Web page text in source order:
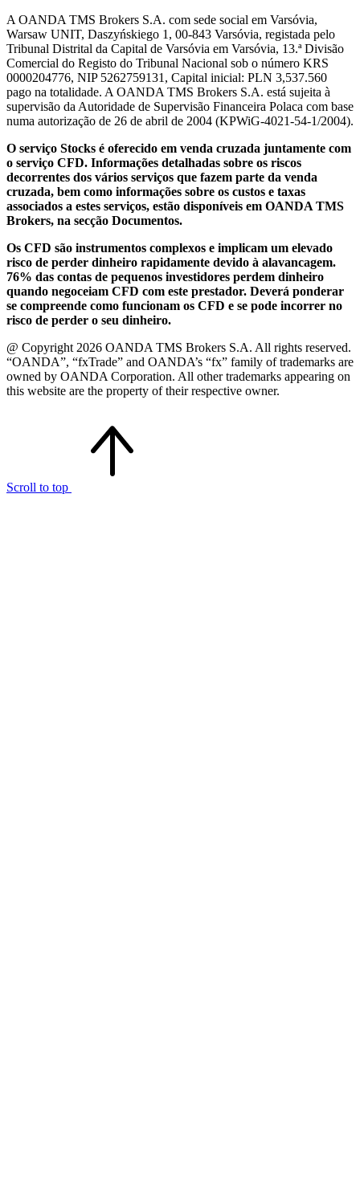
A OANDA TMS Brokers S.A. com sede social em Varsóvia,
Warsaw UNIT, Daszyńskiego 1, 00-843 Varsóvia, registada pelo
Tribunal Distrital da Capital de Varsóvia em Varsóvia, 13.ª Divisão
Comercial do Registo do Tribunal Nacional sob o número KRS
0000204776, NIP 5262759131, Capital inicial: PLN 3,537.560
pago na totalidade. A OANDA TMS Brokers S.A. está sujeita à
supervisão da Autoridade de Supervisão Financeira Polaca com base
numa autorização de 26 de abril de 2004 (KPWiG-4021-54-1/2004).
O serviço Stocks é oferecido em venda cruzada juntamente com
o serviço CFD. Informações detalhadas sobre os riscos
decorrentes dos vários serviços que fazem parte da venda
cruzada, bem como informações sobre os custos e taxas
associados a estes serviços, estão disponíveis em OANDA TMS
Brokers, na secção Documentos.
Os CFD são instrumentos complexos e implicam um elevado
risco de perder dinheiro rapidamente devido à alavancagem.
76% das contas de pequenos investidores perdem dinheiro
quando negoceiam CFD com este prestador. Deverá ponderar
se compreende como funcionam os CFD e se pode incorrer no
risco de perder o seu dinheiro.
@ Copyright 2026 OANDA TMS Brokers S.A. All rights reserved.
“OANDA”, “fxTrade” and OANDA’s “fx” family of trademarks are
owned by OANDA Corporation. All other trademarks appearing on
this website are the property of their respective owner.
Scroll to top